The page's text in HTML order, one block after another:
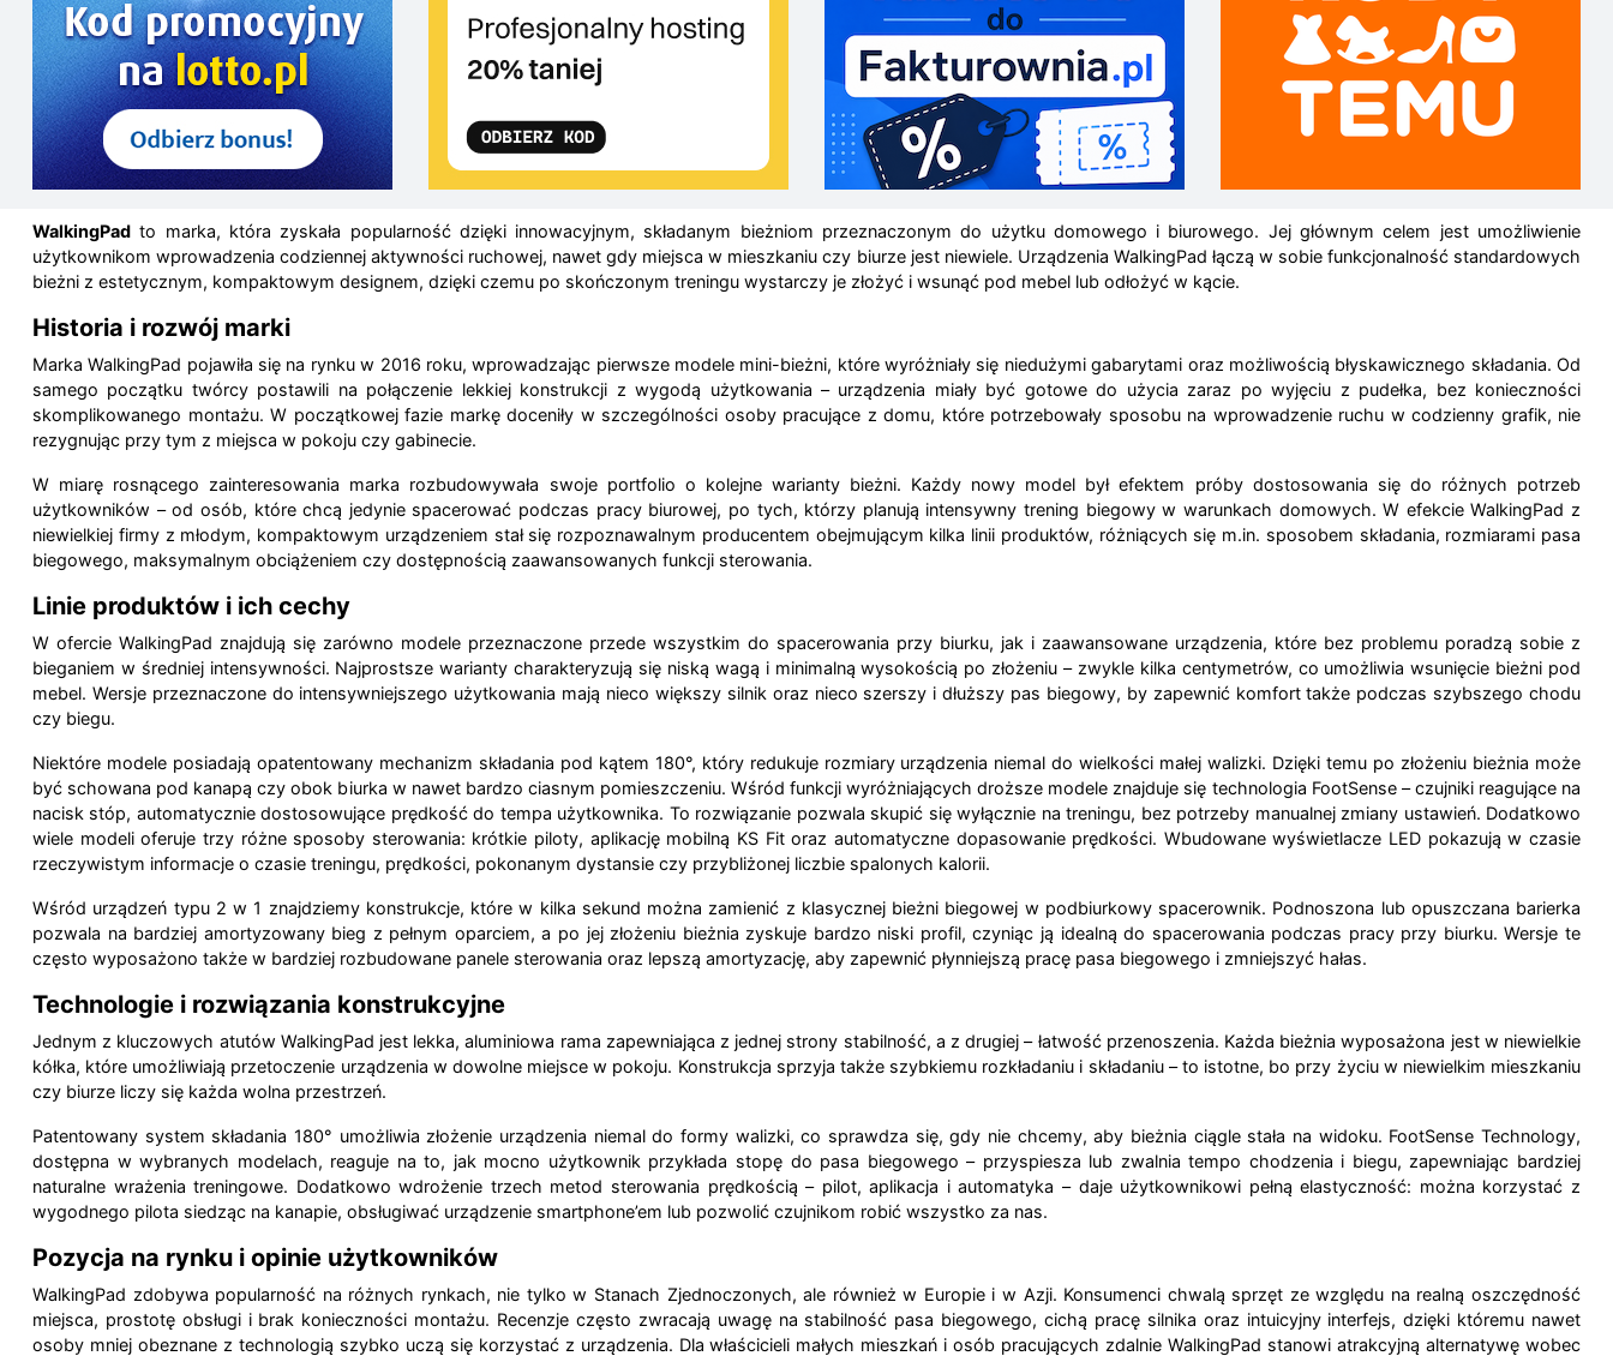
WalkingPad to marka, która zyskała popularność dzięki innowacyjnym, składanym bieżniom przeznaczonym do użytku domowego i biurowego. Jej głównym celem jest umożliwienie
użytkownikom wprowadzenia codziennej aktywności ruchowej, nawet gdy miejsca w mieszkaniu czy biurze jest niewiele. Urządzenia WalkingPad łączą w sobie funkcjonalność standardowych
bieżni z estetycznym, kompaktowym designem, dzięki czemu po skończonym treningu wystarczy je złożyć i wsunąć pod mebel lub odłożyć w kącie.
Historia i rozwój marki
Marka WalkingPad pojawiła się na rynku w 2016 roku, wprowadzając pierwsze modele mini-bieżni, które wyróżniały się niedużymi gabarytami oraz możliwością błyskawicznego składania. Od
samego początku twórcy postawili na połączenie lekkiej konstrukcji z wygodą użytkowania – urządzenia miały być gotowe do użycia zaraz po wyjęciu z pudełka, bez konieczności
skomplikowanego montażu. W początkowej fazie markę doceniły w szczególności osoby pracujące z domu, które potrzebowały sposobu na wprowadzenie ruchu w codzienny grafik, nie
rezygnując przy tym z miejsca w pokoju czy gabinecie.
W miarę rosnącego zainteresowania marka rozbudowywała swoje portfolio o kolejne warianty bieżni. Każdy nowy model był efektem próby dostosowania się do różnych potrzeb
użytkowników – od osób, które chcą jedynie spacerować podczas pracy biurowej, po tych, którzy planują intensywny trening biegowy w warunkach domowych. W efekcie WalkingPad z
niewielkiej firmy z młodym, kompaktowym urządzeniem stał się rozpoznawalnym producentem obejmującym kilka linii produktów, różniących się m.in. sposobem składania, rozmiarami pasa
biegowego, maksymalnym obciążeniem czy dostępnością zaawansowanych funkcji sterowania.
Linie produktów i ich cechy
W ofercie WalkingPad znajdują się zarówno modele przeznaczone przede wszystkim do spacerowania przy biurku, jak i zaawansowane urządzenia, które bez problemu poradzą sobie z
bieganiem w średniej intensywności. Najprostsze warianty charakteryzują się niską wagą i minimalną wysokością po złożeniu – zwykle kilka centymetrów, co umożliwia wsunięcie bieżni pod
mebel. Wersje przeznaczone do intensywniejszego użytkowania mają nieco większy silnik oraz nieco szerszy i dłuższy pas biegowy, by zapewnić komfort także podczas szybszego chodu
czy biegu.
Niektóre modele posiadają opatentowany mechanizm składania pod kątem 180°, który redukuje rozmiary urządzenia niemal do wielkości małej walizki. Dzięki temu po złożeniu bieżnia może
być schowana pod kanapą czy obok biurka w nawet bardzo ciasnym pomieszczeniu. Wśród funkcji wyróżniających droższe modele znajduje się technologia FootSense – czujniki reagujące na
nacisk stóp, automatycznie dostosowujące prędkość do tempa użytkownika. To rozwiązanie pozwala skupić się wyłącznie na treningu, bez potrzeby manualnej zmiany ustawień. Dodatkowo
wiele modeli oferuje trzy różne sposoby sterowania: krótkie piloty, aplikację mobilną KS Fit oraz automatyczne dopasowanie prędkości. Wbudowane wyświetlacze LED pokazują w czasie
rzeczywistym informacje o czasie treningu, prędkości, pokonanym dystansie czy przybliżonej liczbie spalonych kalorii.
Wśród urządzeń typu 2 w 1 znajdziemy konstrukcje, które w kilka sekund można zamienić z klasycznej bieżni biegowej w podbiurkowy spacerownik. Podnoszona lub opuszczana barierka
pozwala na bardziej amortyzowany bieg z pełnym oparciem, a po jej złożeniu bieżnia zyskuje bardzo niski profil, czyniąc ją idealną do spacerowania podczas pracy przy biurku. Wersje te
często wyposażono także w bardziej rozbudowane panele sterowania oraz lepszą amortyzację, aby zapewnić płynniejszą pracę pasa biegowego i zmniejszyć hałas.
Technologie i rozwiązania konstrukcyjne
Jednym z kluczowych atutów WalkingPad jest lekka, aluminiowa rama zapewniająca z jednej strony stabilność, a z drugiej – łatwość przenoszenia. Każda bieżnia wyposażona jest w niewielkie
kółka, które umożliwiają przetoczenie urządzenia w dowolne miejsce w pokoju. Konstrukcja sprzyja także szybkiemu rozkładaniu i składaniu – to istotne, bo przy życiu w niewielkim mieszkaniu
czy biurze liczy się każda wolna przestrzeń.
Patentowany system składania 180° umożliwia złożenie urządzenia niemal do formy walizki, co sprawdza się, gdy nie chcemy, aby bieżnia ciągle stała na widoku. FootSense Technology,
dostępna w wybranych modelach, reaguje na to, jak mocno użytkownik przykłada stopę do pasa biegowego – przyspiesza lub zwalnia tempo chodzenia i biegu, zapewniając bardziej
naturalne wrażenia treningowe. Dodatkowo wdrożenie trzech metod sterowania prędkością – pilot, aplikacja i automatyka – daje użytkownikowi pełną elastyczność: można korzystać z
wygodnego pilota siedząc na kanapie, obsługiwać urządzenie smartphone’em lub pozwolić czujnikom robić wszystko za nas.
Pozycja na rynku i opinie użytkowników
WalkingPad zdobywa popularność na różnych rynkach, nie tylko w Stanach Zjednoczonych, ale również w Europie i w Azji. Konsumenci chwalą sprzęt ze względu na realną oszczędność
miejsca, prostotę obsługi i brak konieczności montażu. Recenzje często zwracają uwagę na stabilność pasa biegowego, cichą pracę silnika oraz intuicyjny interfejs, dzięki któremu nawet
osoby mniej obeznane z technologią szybko uczą się korzystać z urządzenia. Dla właścicieli małych mieszkań i osób pracujących zdalnie WalkingPad stanowi atrakcyjną alternatywę wobec